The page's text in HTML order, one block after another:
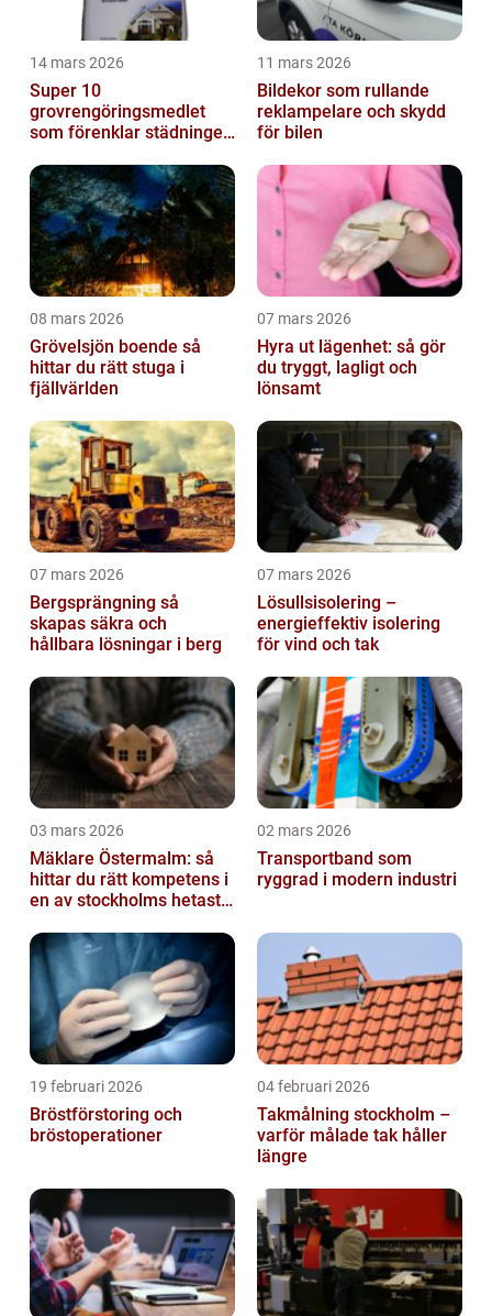
14 mars 2026
Super 10
grovrengöringsmedlet
som förenklar städningen
11 mars 2026
Bildekor som rullande
reklampelare och skydd
för bilen
08 mars 2026
Grövelsjön boende så
hittar du rätt stuga i
fjällvärlden
07 mars 2026
Hyra ut lägenhet: så gör
du tryggt, lagligt och
lönsamt
07 mars 2026
Bergsprängning så
skapas säkra och
hållbara lösningar i berg
07 mars 2026
Lösullsisolering –
energieffektiv isolering
för vind och tak
03 mars 2026
Mäklare Östermalm: så
hittar du rätt kompetens i
en av stockholms hetaste
02 mars 2026
Transportband som
ryggrad i modern industri
19 februari 2026
Bröstförstoring och
bröstoperationer
04 februari 2026
Takmålning stockholm –
varför målade tak håller
längre